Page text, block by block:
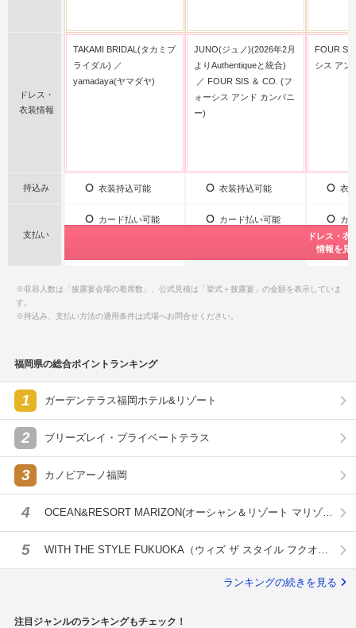
公式サイト
特典情報をチ
公式サイト
特典情報をチ
ドレス・
衣装情報
TAKAMI BRIDAL(タカミブ
ライダル)
yamadaya(ヤマダヤ)
ドレス・衣
情報を見
JUNO(ジュノ)(2026年2月
よりAuthentiqueと統合)
FOUR SIS ＆ CO. (フ
ォーシス アンド カンパニ
ー)
ドレス・衣
情報を見
FOUR
シス アン
ドレス・衣
情報を見
ドレス・衣
情報を見
ドレス・衣
情報を見
持込み 衣装持込可能 衣装持込可能 衣
支払い
カード払い可能 カード払い可能 カ
後
※収容人数は「披露宴会場の着席数」、公式見積は「挙式＋披露宴」の金額を表示していま
す。
※持込み、支払い方法の適用条件は式場へお問合せください。
福岡県の総合ポイントランキング
1 ガーデンテラス福岡ホテル&リゾート
2 ブリーズレイ・プライベートテラス
3 カノビアーノ福岡
4
OCEAN&RESORT MARIZON(オーシャン＆リゾート マリゾ
5
WITH THE STYLE FUKUOKA（ウィズ ザ スタイル フクオ
ランキングの続きを見る
注目ジャンルのランキングもチェック！